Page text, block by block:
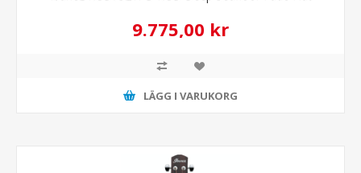
9.775,00 kr
LÄGG I VARUKORG